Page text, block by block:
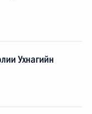
Ухнагийн